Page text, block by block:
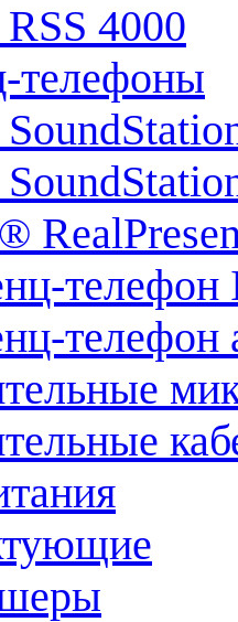
4000
телефоны
телефон
телефон